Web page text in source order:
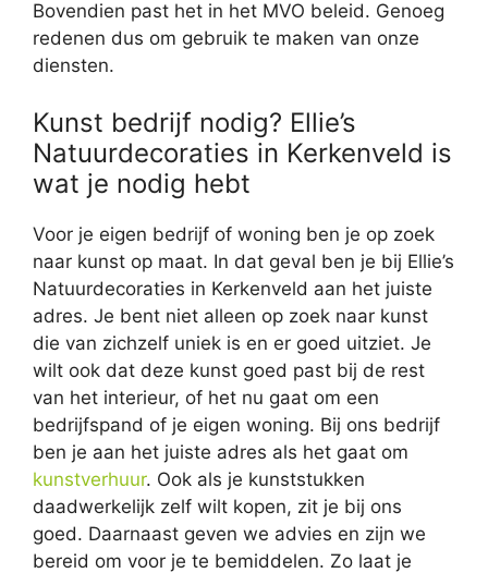
Bovendien past het in het MVO beleid. Genoeg
redenen dus om gebruik te maken van onze
diensten.
Kunst bedrijf nodig? Ellie’s
Natuurdecoraties in Kerkenveld is
wat je nodig hebt
Voor je eigen bedrijf of woning ben je op zoek
naar kunst op maat. In dat geval ben je bij Ellie’s
Natuurdecoraties in Kerkenveld aan het juiste
adres. Je bent niet alleen op zoek naar kunst
die van zichzelf uniek is en er goed uitziet. Je
wilt ook dat deze kunst goed past bij de rest
van het interieur, of het nu gaat om een
bedrijfspand of je eigen woning. Bij ons bedrijf
ben je aan het juiste adres als het gaat om
kunstverhuur. Ook als je kunststukken
daadwerkelijk zelf wilt kopen, zit je bij ons
goed. Daarnaast geven we advies en zijn we
bereid om voor je te bemiddelen. Zo laat je